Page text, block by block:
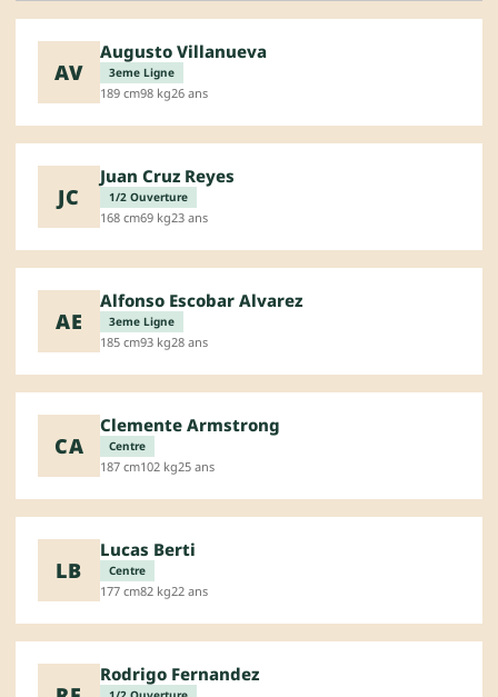
AV
Augusto Villanueva
3eme Ligne
189 cm98 kg26 ans
JC
Juan Cruz Reyes
1/2 Ouverture
168 cm69 kg23 ans
AE
Alfonso Escobar Alvarez
3eme Ligne
185 cm93 kg28 ans
CA
Clemente Armstrong
Centre
187 cm102 kg25 ans
LB
Lucas Berti
Centre
177 cm82 kg22 ans
Rodrigo Fernandez